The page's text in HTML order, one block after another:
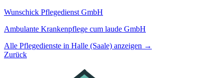
Wunschick Pflegedienst GmbH
Ambulante Krankenpflege cum laude GmbH
Alle Pflegedienste in Halle (Saale) anzeigen →
Zurück